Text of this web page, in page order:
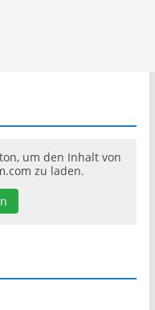
um den Inhalt von
zu laden.